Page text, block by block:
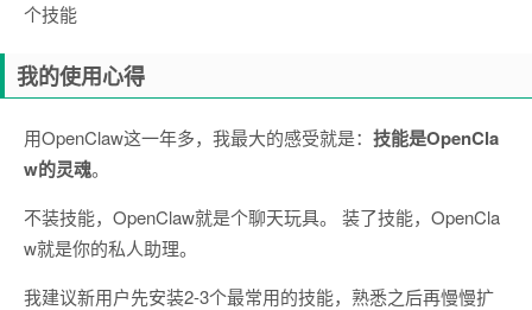
个技能
我的使用心得
用OpenClaw这一年多，我最大的感受就是： 技能是OpenCla
w的灵魂。
不装技能，OpenClaw就是个聊天玩具。 装了技能，OpenCla
w就是你的私人助理。
我建议新用户先安装2-3个最常用的技能，熟悉之后再慢慢扩